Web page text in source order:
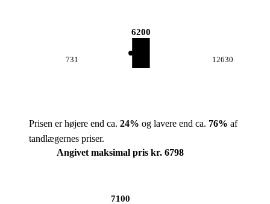
731
6200
12630
Prisen er højere end ca. 24% og lavere end ca. 76% af
tandlægernes priser.
Angivet maksimal pris kr. 6798
7100